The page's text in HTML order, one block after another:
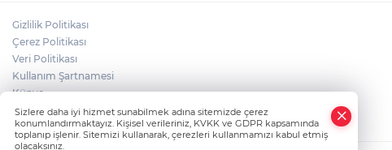
Gizlilik Politikası
Çerez Politikası
Veri Politikası
Kullanım Şartnamesi
Künye
İletişim
Sizlere daha iyi hizmet sunabilmek adına sitemizde çerez
konumlandırmaktayız. Kişisel verileriniz, KVKK ve GDPR kapsamında
toplanıp işlenir. Sitemizi kullanarak, çerezleri kullanmamızı kabul etmiş
olacaksınız.
Whatsapp